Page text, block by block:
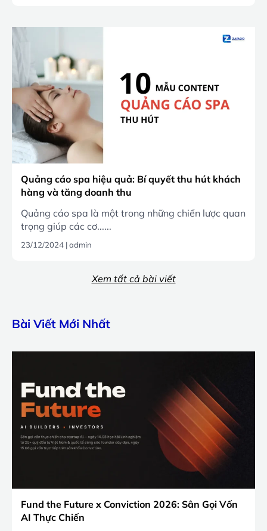
Quảng cáo spa hiệu quả: Bí quyết thu hút khách
hàng và tăng doanh thu
Quảng cáo spa là một trong những chiến lược quan
trọng giúp các cơ......
23/12/2024 |admin
Xem tất cả bài viết
Bài Viết Mới Nhất
Fund the Future x Conviction 2026: Sân Gọi Vốn
AI Thực Chiến